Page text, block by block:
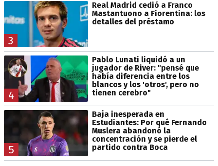
3
Real Madrid cedió a Franco
Mastantuono a Fiorentina: los
detalles del préstamo
4
Pablo Lunati liquidó a un
jugador de River: "pensé que
había diferencia entre los
blancos y los 'otros', pero no
tienen cerebro"
5
Baja inesperada en
Estudiantes: Por qué Fernando
Muslera abandonó la
concentración y se pierde el
partido contra Boca